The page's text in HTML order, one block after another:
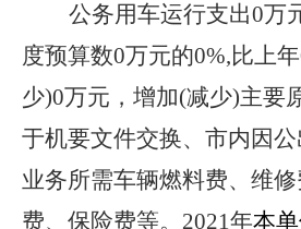
公务用车运行支出0万
度预算数0万元的0%,比上
少)0万元，增加(减少)主要
于机要文件交换、市内因
业务所需车辆燃料费、维
费、保险费等。2021年本